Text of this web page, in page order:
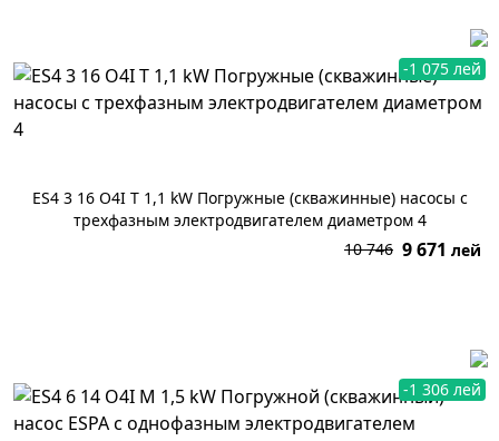
-1 075 лей
ES4 3 16 O4I T 1,1 kW Погружные (скважинные) насосы с
трехфазным электродвигателем диаметром 4
10 746 9 671 лей
-1 306 лей